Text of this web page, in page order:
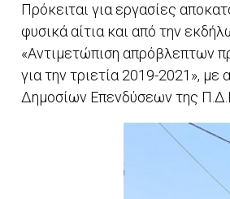
Πρόκειται για εργασίες
φυσικά αίτια και από την
«Αντιμετώπιση απρόβλεπτων
για την τριετία 2019-2021»,
Δημοσίων Επενδύσεων της